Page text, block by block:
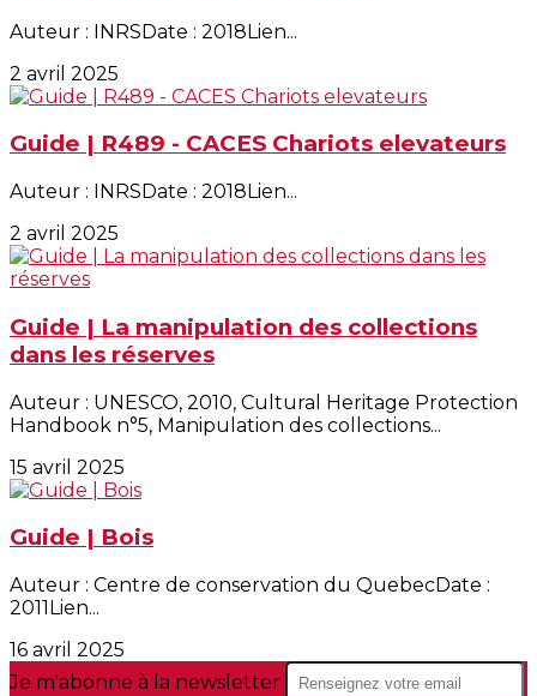
Auteur : INRSDate : 2018Lien...
2 avril 2025
Guide | R489 - CACES Chariots elevateurs
Auteur : INRSDate : 2018Lien...
2 avril 2025
Guide | La manipulation des collections
dans les réserves
Auteur : UNESCO, 2010, Cultural Heritage Protection
Handbook n°5, Manipulation des collections...
15 avril 2025
Guide | Bois
Auteur : Centre de conservation du QuebecDate :
2011Lien...
16 avril 2025
Je m'abonne à la newsletter